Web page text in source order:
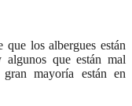
los albergues están
que están mal
mayoría están en